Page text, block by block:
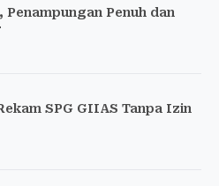
Penuh dan
SPG GIIAS Tanpa Izin